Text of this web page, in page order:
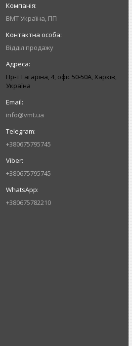
ВМТ Україна, ПП
Відділ продажу
Пр-т Гагаріна, 4, офіс 50-50A, Харків,
Україна
info@vmt.ua
+380675795745
+380675795745
+380675782210